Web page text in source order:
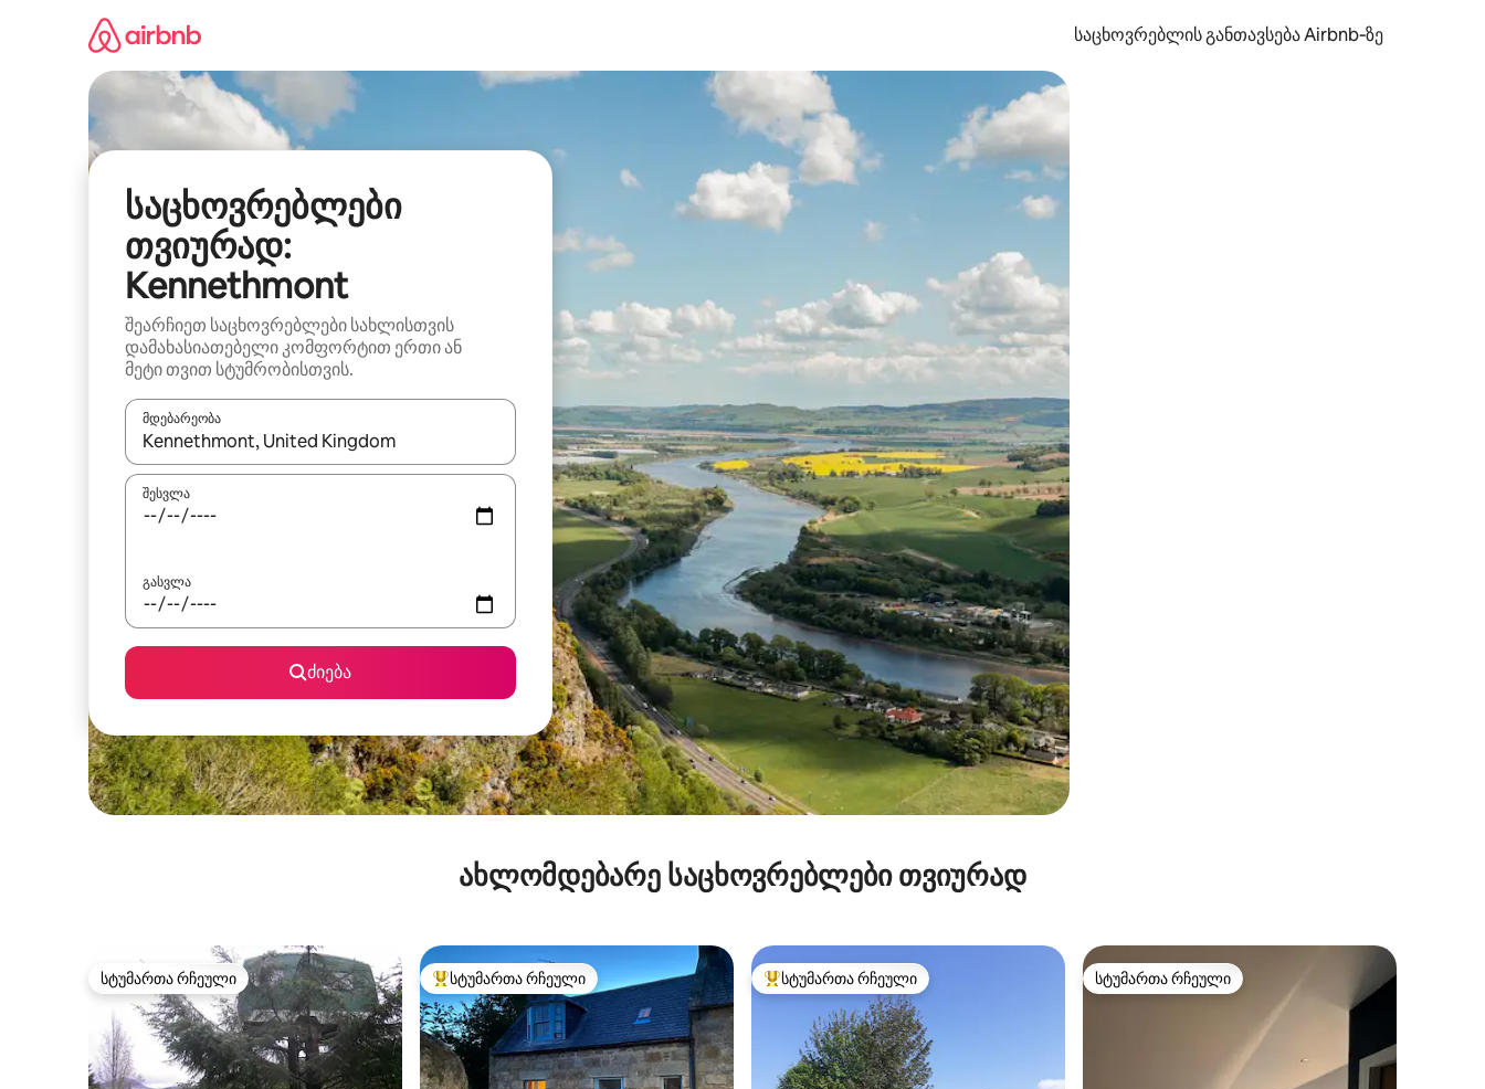
საცხოვრებლის განთავსება Airbnb‑ზე
საცხოვრებლები
თვიურად:
Kennethmont
შეარჩიეთ საცხოვრებლები სახლისთვის
დამახასიათებელი კომფორტით ერთი ან
მეტი თვით სტუმრობისთვის.
მდებარეობა
როცა შედეგები ხელმისაწვდომი გახდება, ნავიგაციისთვის გამოიყენეთ კლავიშები ზემოთ/ქვემოთ მიმართული ისრებით ან შეხებისა თუ თითის გასმის ჟესტები.
შესვლა
გასვლა
ძიება
ახლომდებარე საცხოვრებლები თვიურად
სტუმართა რჩეული
სტუმართა რჩეული სტუმართა რჩეული მოწინავე ვარიანტი
სტუმართა რჩეული სტუმართა რჩეული მოწინავე ვარიანტი
სტუმართა რჩეული სტუმართა რჩეული
სტუმართა რჩეული